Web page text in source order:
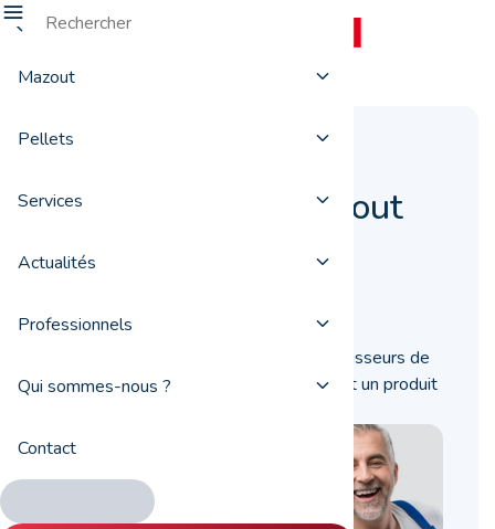
Mazout
Pellets
Services
Actualités
Professionnels
Qui sommes-nous ?
Contact
fournisseur de mazout
de qualité
ProxiFuel se distingue des autres fournisseurs de
mazout en vous proposant un service et un produit